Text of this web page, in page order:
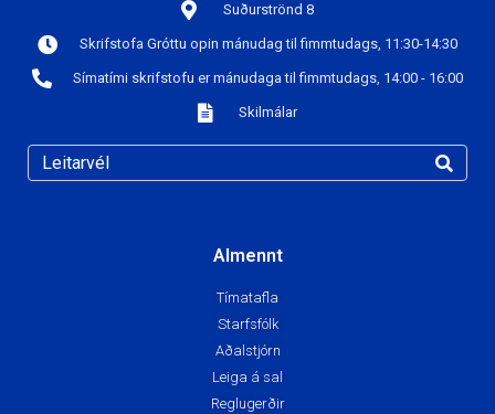
Suðurströnd 8
Skrifstofa Gróttu opin mánudag til fimmtudags, 11:30-14:30
Símatími skrifstofu er mánudaga til fimmtudags, 14:00 - 16:00
Skilmálar
Almennt
Tímatafla
Starfsfólk
Aðalstjórn
Leiga á sal
Reglugerðir